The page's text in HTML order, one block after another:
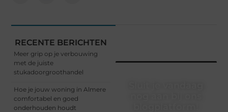
RECENTE BERICHTEN
Meer grip op je verbouwing
met de juiste
stukadoorgroothandel
Hoe je jouw woning in Almere
comfortabel en goed
onderhouden houdt